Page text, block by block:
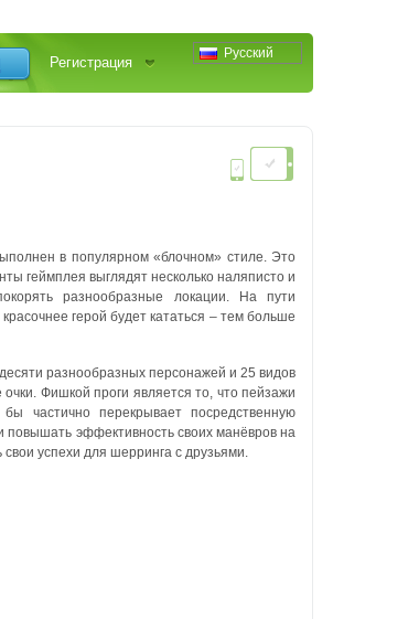
Русский
Регистрация
в популярном «блочном» стиле. Это
геймплея выглядят несколько наляписто и
разнообразные локации. На пути
герой будет кататься – тем больше
разнообразных персонажей и 25 видов
очки. Фишкой проги является то, что пейзажи
частично перекрывает посредственную
повышать эффективность своих манёвров на
свои успехи для шерринга с друзьями.